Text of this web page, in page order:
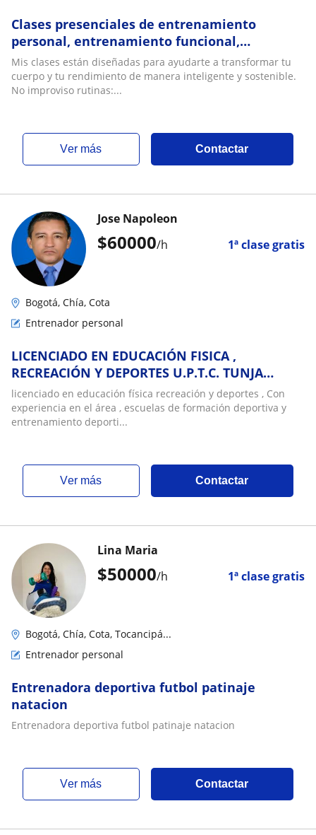
Clases presenciales de entrenamiento
personal, entrenamiento funcional,
kickboxing, fútbol
Mis clases están diseñadas para ayudarte a transformar tu
cuerpo y tu rendimiento de manera inteligente y sostenible.
No improviso rutinas:...
ver más Contactar
$60000/h 1ª clase gratis
Jose Napoleon
Bogotá, Chía, Cota
Entrenador personal
LICENCIADO EN EDUCACIÓN FISICA ,
RECREACIÓN Y DEPORTES U.P.T.C. TUNJA
BOYACÁ
licenciado en educación física recreación y deportes , Con
experiencia en el área , escuelas de formación deportiva y
entrenamiento deporti...
ver más Contactar
$50000/h 1ª clase gratis
Lina Maria
Bogotá, Chía, Cota, Tocancipá...
Entrenador personal
Entrenadora deportiva futbol patinaje
natacion
Entrenadora deportiva futbol patinaje natacion
ver más Contactar